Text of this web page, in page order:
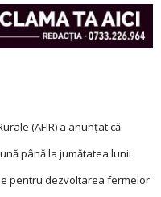
(AFIR) a anunțat că
până la jumătatea lunii
pentru dezvoltarea fermelor